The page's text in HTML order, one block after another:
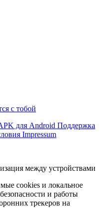
с тобой
для Android Поддержка
Impressum
между устройствами
cookies и локальное
и работы
трекеров на